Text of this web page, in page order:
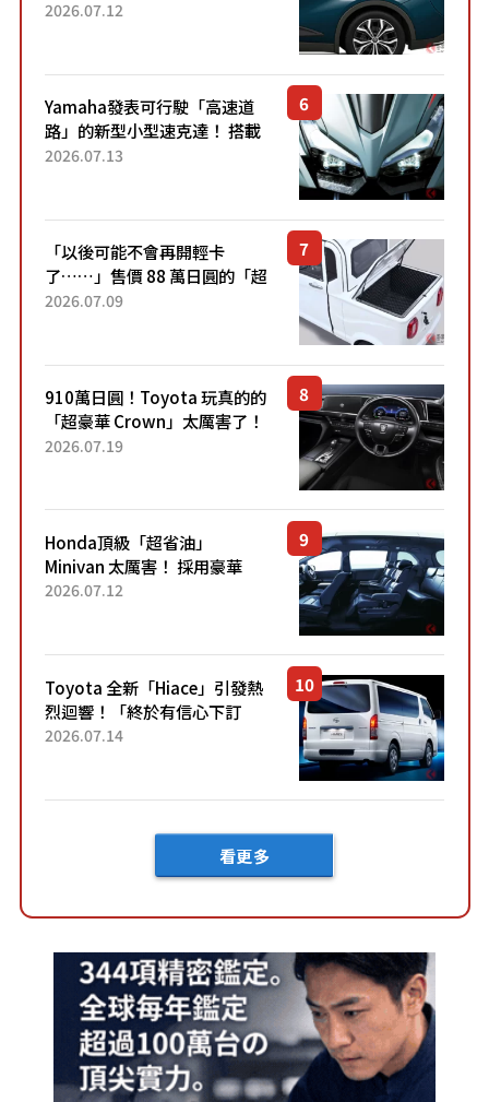
22.4公里低油耗表現超亮眼！
2026.07.12
Yamaha發表可行駛「高速道
路」的新型小型速克達！ 搭載
能享受超強勁「渦輪感」的動
2026.07.13
「以後可能不會再開輕卡
了……」售價 88 萬日圓的「超
迷你輕型貨車」引發兩極評
了！...
2026.07.09
910萬日圓！Toyota 玩真的的
「超豪華 Crown」太厲害了！
採用由「匠人技藝」打造的
2026.07.19
Honda頂級「超省油」
Minivan 太厲害！ 採用豪華
「真皮座椅」與專屬「黑色內
「三...
2026.07.12
Toyota 全新「Hiace」引發熱
烈迴響！「終於有信心下訂
了！」「哪個等級交車最
車？...
2026.07.14
看更多